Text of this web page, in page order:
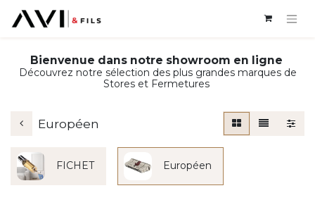
Bienvenue dans notre showroom en ligne
Découvrez notre sélection des plus grandes marques de
Stores et Fermetures
Européen
FICHET Européen